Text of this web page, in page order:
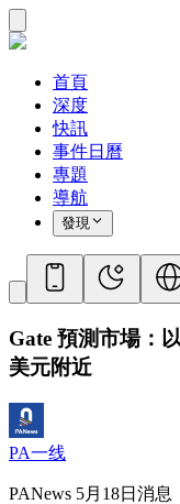
首頁
深度
快訊
事件日曆
專題
導航
發現
Gate 預測市場：
美元附近
PA一线
PANews 5月18日消